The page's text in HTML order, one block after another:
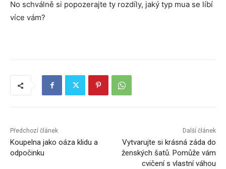
No schválně si popozerajte ty rozdíly, jaký typ mua se líbí
více vám?
Předchozí článek
Koupelna jako oáza klidu a
odpočinku
Další článek
Vytvarujte si krásná záda do
ženských šatů. Pomůže vám
cvičení s vlastní váhou